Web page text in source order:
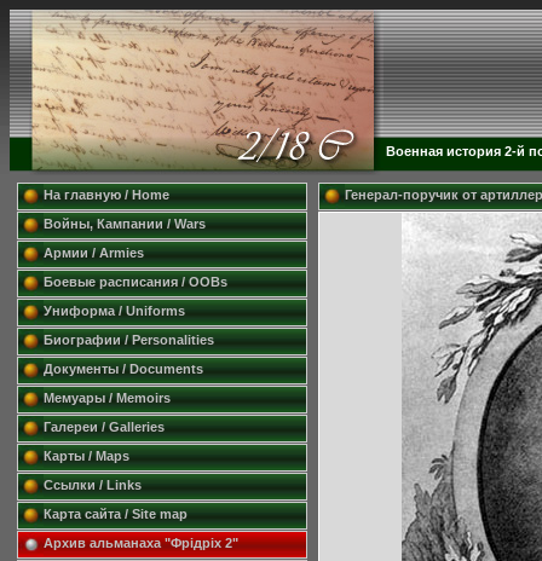
Военная история 2-й
На главную / Home
Войны, Кампании / Wars
Армии / Armies
Боевые расписания / OOBs
Униформа / Uniforms
Биографии / Personalities
Документы / Documents
Мемуары / Memoirs
Галереи / Galleries
Карты / Maps
Ссылки / Links
Карта сайта / Site map
Архив альманаха "Фрiдрiх 2"
Генерал-поручик от